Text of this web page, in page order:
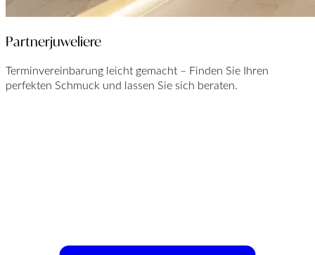
Partnerjuweliere
Terminvereinbarung leicht gemacht – Finden Sie Ihren
perfekten Schmuck und lassen Sie sich beraten.